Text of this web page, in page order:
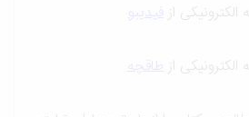
ازفیدیبو
از طاقچه